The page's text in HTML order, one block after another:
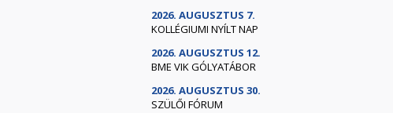
2026. AUGUSZTUS 7.
KOLLÉGIUMI NYÍLT NAP
2026. AUGUSZTUS 12.
BME VIK GÓLYATÁBOR
2026. AUGUSZTUS 30.
SZÜLŐI FÓRUM